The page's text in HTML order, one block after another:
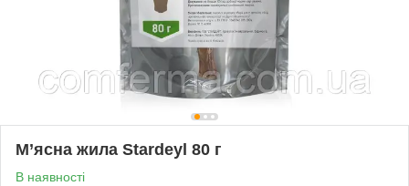
М’ясна жила Stardeyl 80 г
В наявності